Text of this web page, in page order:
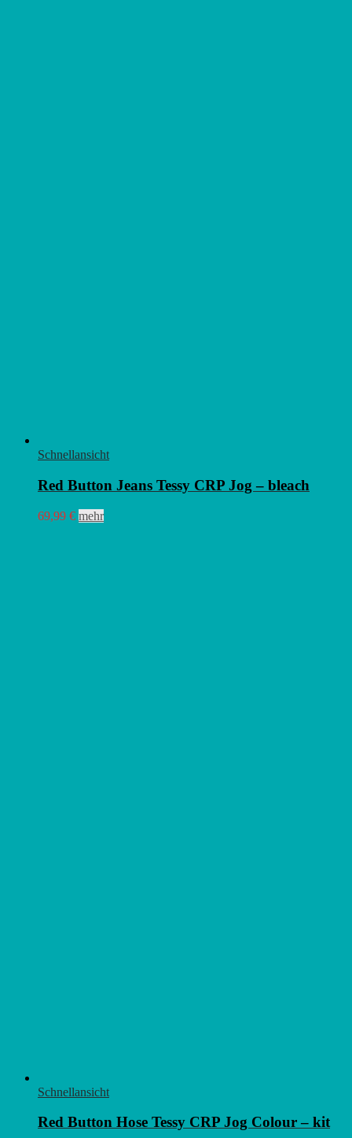
Schnellansicht
Red Button Jeans Tessy CRP Jog – bleach
69,99 € mehrDieses
Schnellansicht
Red Button Hose Tessy CRP Jog Colour – kit